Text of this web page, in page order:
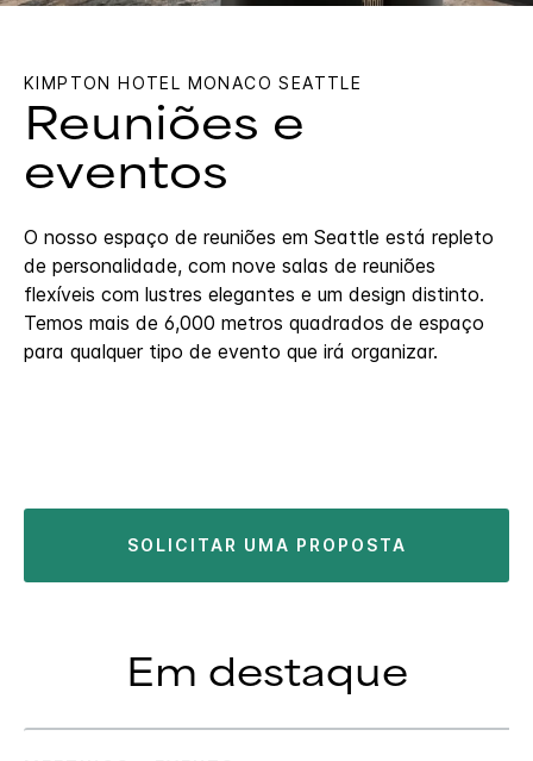
KIMPTON HOTEL MONACO SEATTLE
Reuniões e
eventos
O nosso espaço de reuniões em Seattle está repleto
de personalidade, com nove salas de reuniões
flexíveis com lustres elegantes e um design distinto.
Temos mais de 6,000 metros quadrados de espaço
para qualquer tipo de evento que irá organizar.
SOLICITAR UMA PROPOSTA
Em destaque